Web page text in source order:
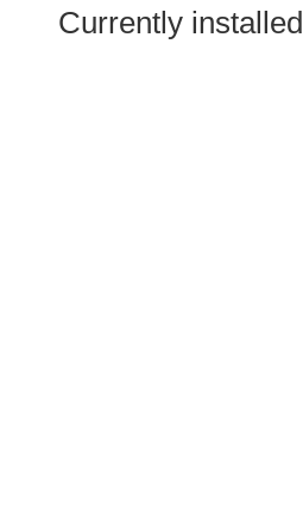
Currently installed